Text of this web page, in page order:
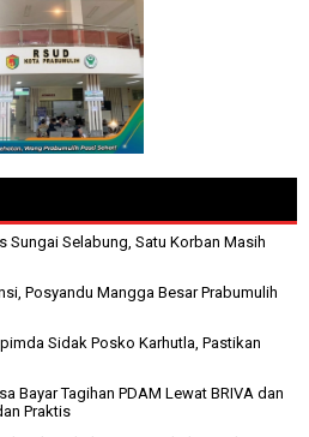
Sungai Selabung, Satu Korban Masih
Posyandu Mangga Besar Prabumulih
Sidak Posko Karhutla, Pastikan
Bayar Tagihan PDAM Lewat BRIVA dan
Praktis